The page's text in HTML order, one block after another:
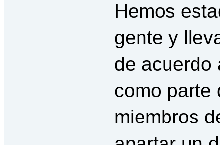
Hemos
gente y
de acuerdo
como parte
miembros